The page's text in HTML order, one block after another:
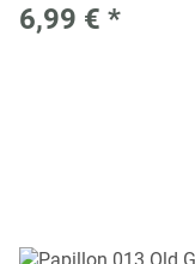
6,99 € *